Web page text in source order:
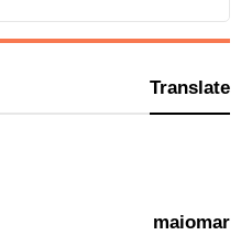
Translate
maiomar